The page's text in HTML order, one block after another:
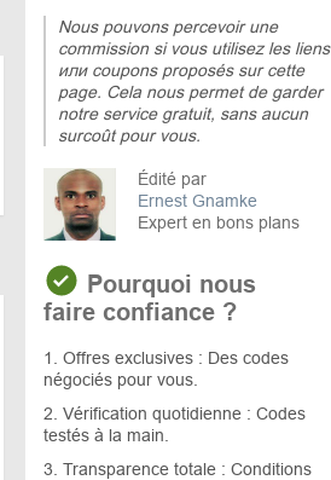
Nous pouvons percevoir une
commission si vous utilisez les liens
или coupons proposés sur cette
page. Cela nous permet de garder
notre service gratuit, sans aucun
surcoût pour vous.
Édité par
Ernest Gnamke
Expert en bons plans
Pourquoi nous
faire confiance ?
1. Offres exclusives : Des codes
négociés pour vous.
2. Vérification quotidienne : Codes
testés à la main.
3. Transparence totale : Conditions